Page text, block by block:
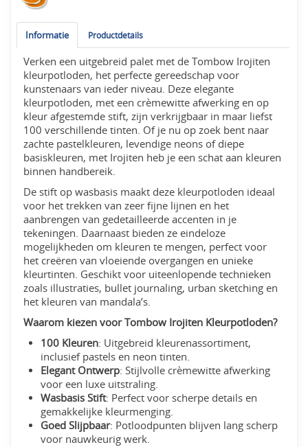
Informatie Productdetails
Verken een uitgebreid palet met de Tombow Irojiten
kleurpotloden, het perfecte gereedschap voor
kunstenaars van ieder niveau. Deze elegante
kleurpotloden, met een crèmewitte afwerking en op
kleur afgestemde stift, zijn verkrijgbaar in maar liefst
100 verschillende tinten. Of je nu op zoek bent naar
zachte pastelkleuren, levendige neons of diepe
basiskleuren, met Irojiten heb je een schat aan kleuren
binnen handbereik.
De stift op wasbasis maakt deze kleurpotloden ideaal
voor het trekken van zeer fijne lijnen en het
aanbrengen van gedetailleerde accenten in je
tekeningen. Daarnaast bieden ze eindeloze
mogelijkheden om kleuren te mengen, perfect voor
het creëren van vloeiende overgangen en unieke
kleurtinten. Geschikt voor uiteenlopende technieken
zoals illustraties, bullet journaling, urban sketching en
het kleuren van mandala’s.
Waarom kiezen voor Tombow Irojiten Kleurpotloden?
100 Kleuren: Uitgebreid kleurenassortiment,
inclusief pastels en neon tinten.
Elegant Ontwerp: Stijlvolle crèmewitte afwerking
voor een luxe uitstraling.
Wasbasis Stift: Perfect voor scherpe details en
gemakkelijke kleurmenging.
Goed Slijpbaar: Potloodpunten blijven lang scherp
voor nauwkeurig werk.